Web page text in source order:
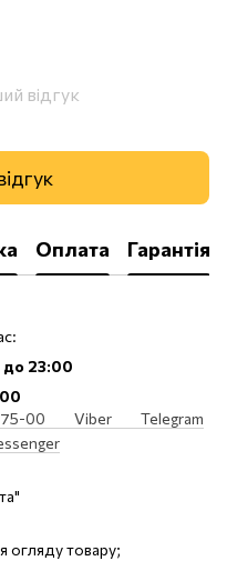
відгук
Оплата Гарантія
до 23:00
00 Viber
Telegram
огляду товару;